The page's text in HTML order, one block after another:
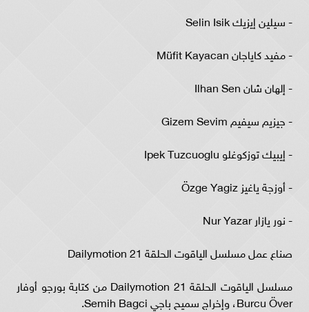
- سيلين إيزيك Selin Isik
- مفيد كاياجان Müfit Kayacan
- إلهان شان Ilhan Sen
- جيزيم سيفيم Gizem Sevim
- إيبيك توزكوغلو Ipek Tuzcuoglu
- أوزجة ياغيز Özge Yagiz
- نور يازار Nur Yazar
صناع عمل مسلسل الياقوت الحلقة 21 Dailymotion
مسلسل الياقوت الحلقة 21 Dailymotion من كتابة بورجو أوفار
Burcu Över، وإخراج سميح باجي Semih Bagci.